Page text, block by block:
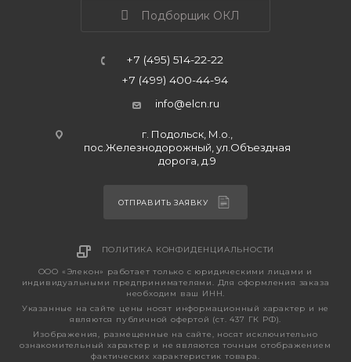
Подборщик ОКЛ
+7 (495) 514-22-22
+7 (499) 400-44-94
info@elcn.ru
г. Подольск, М.о.,
пос.Железнодорожный, ул.Объездная
дорога, д.9
ОТПРАВИТЬ ЗАЯВКУ
ПОЛИТИКА КОНФИДЕНЦИАЛЬНОСТИ
ООО «Элекон» работает только с юридическими лицами и
индивидуальными предпринимателями. Для оформления заказа
необходим ваш ИНН.
Указанные на сайте цены носят информационный характер и не
являются публичной офертой (ст. 437 ГК РФ).
Изображения, размещенные на сайте, носят исключительно
ознакомительный характер и не являются точным отображением
фактических характеристик товара.